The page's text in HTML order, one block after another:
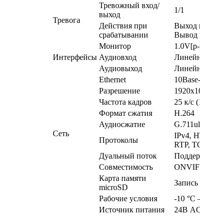
Тревога
Тревожный вход/
выход
1/1
Действия при
срабатывании
Выход
Вывод
Интерфейсы
Монитор
Аудиовход
Аудиовыход
Сеть
Ethernet
Разрешение
Частота кадров
25 к/с
Формат сжатия
H.264
Аудиосжатие
Протоколы
IPv4,
RTP,
Дуальный поток
Совместимость
ONVIF
Карта памяти
microSD
Рабочие условия
-10 °C
Источник питания
24В